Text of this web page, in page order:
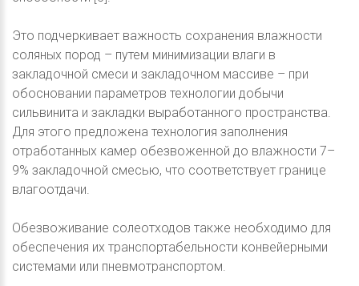
Это подчеркивает важность сохранения влажности
соляных пород – путем минимизации влаги в
закладочной смеси и закладочном массиве – при
обосновании параметров технологии добычи
сильвинита и закладки выработанного пространства.
Для этого предложена технология заполнения
отработанных камер обезвоженной до влажности 7–
9% закладочной смесью, что соответствует границе
влагоотдачи.
Обезвоживание солеотходов также необходимо для
обеспечения их транспортабельности конвейерными
системами или пневмотранспортом.